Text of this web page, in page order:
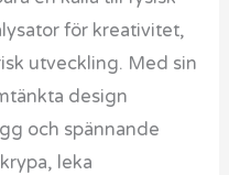
för kreativitet,
utveckling. Med sin
design
och spännande
leka